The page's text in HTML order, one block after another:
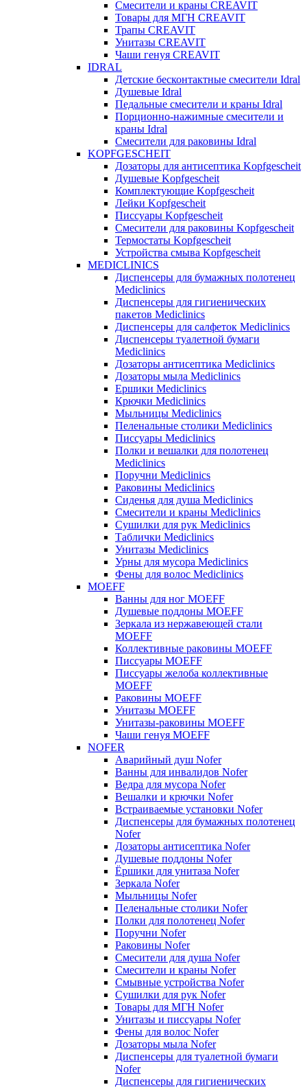
Смесители и краны CREAVIT
Товары для МГН CREAVIT
Трапы CREAVIT
Унитазы CREAVIT
Чаши генуя CREAVIT
IDRAL
Детские бесконтактные смесители Idral
Душевые Idral
Педальные смесители и краны Idral
Порционно-нажимные смесители и
краны Idral
Смеcители для раковины Idral
KOPFGESCHEIT
Дозаторы для антисептика Kopfgescheit
Душевые Kopfgescheit
Комплектующие Kopfgescheit
Лейки Kopfgescheit
Писсуары Kopfgescheit
Смесители для раковины Kopfgescheit
Термостаты Kopfgescheit
Устройства смыва Kopfgescheit
MEDICLINICS
Диспенсеры для бумажных полотенец
Mediclinics
Диспенсеры для гигиенических
пакетов Mediclinics
Диспенсеры для салфеток Mediclinics
Диспенсеры туалетной бумаги
Mediclinics
Дозаторы антисептика Mediclinics
Дозаторы мыла Mediclinics
Ершики Mediclinics
Крючки Mediclinics
Мыльницы Mediclinics
Пеленальные столики Mediclinics
Писсуары Mediclinics
Полки и вешалки для полотенец
Mediclinics
Поручни Mediclinics
Раковины Mediclinics
Сиденья для душа Mediclinics
Смесители и краны Mediclinics
Сушилки для рук Mediclinics
Таблички Mediclinics
Унитазы Mediclinics
Урны для мусора Mediclinics
Фены для волос Mediclinics
MOEFF
Ванны для ног MOEFF
Душевые поддоны MOEFF
Зеркала из нержавеющей стали
MOEFF
Коллективные раковины MOEFF
Писсуары MOEFF
Писсуары желоба коллективные
MOEFF
Раковины MOEFF
Унитазы MOEFF
Унитазы-раковины MOEFF
Чаши генуя MOEFF
NOFER
Аварийный душ Nofer
Ванны для инвалидов Nofer
Ведра для мусора Nofer
Вешалки и крючки Nofer
Встраиваемые установки Nofer
Диспенсеры для бумажных полотенец
Nofer
Дозаторы антисептика Nofer
Душевые поддоны Nofer
Ёршики для унитаза Nofer
Зеркала Nofer
Мыльницы Nofer
Пеленальные столики Nofer
Полки для полотенец Nofer
Поручни Nofer
Раковины Nofer
Смесители для душа Nofer
Смесители и краны Nofer
Смывные устройства Nofer
Сушилки для рук Nofer
Товары для МГН Nofer
Унитазы и писсуары Nofer
Фены для волос Nofer
Дозаторы мыла Nofer
Диспенсеры для туалетной бумаги
Nofer
Диспенсеры для гигиенических